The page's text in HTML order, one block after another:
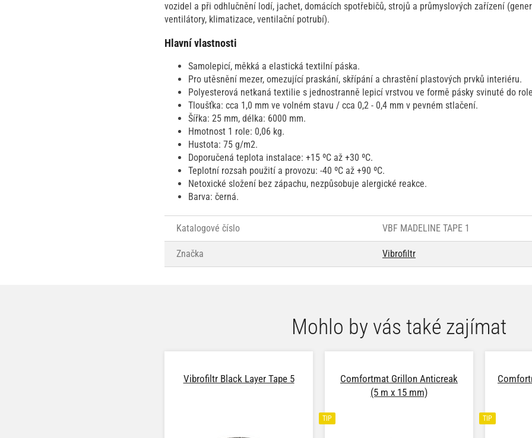
vozidel a při odhlučnění lodí, jachet, domácích spotřebičů, strojů a průmyslových zařízení
ventilátory, klimatizace, ventilační potrubí).
Hlavní vlastnosti
Samolepicí, měkká a elastická textilní páska.
Pro utěsnění mezer, omezující praskání, skřípání a chrastění plastových prvků interiéru.
Polyesterová netkaná textilie s jednostranně lepicí vrstvou ve formě pásky svinuté do
Tloušťka: cca 1,0 mm ve volném stavu / cca 0,2 - 0,4 mm v pevném stlačení.
Šířka: 25 mm, délka: 6000 mm.
Hmotnost 1 role: 0,06 kg.
Hustota: 75 g/m2.
Doporučená teplota instalace: +15 ºC až +30 ºC.
Teplotní rozsah použití a provozu: -40 ºC až +90 ºC.
Netoxické složení bez zápachu, nezpůsobuje alergické reakce.
Barva: černá.
Katalogové číslo VBF MADELINE TAPE 1
Značka Vibrofiltr
Mohlo by vás také zajímat
Vibrofiltr Black Layer Tape 5
Comfortmat Grillon Anticreak
(5 m x 15 mm)
TIP TIP